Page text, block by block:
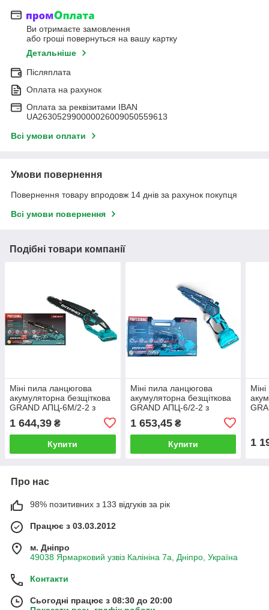
Ви отримаєте замовлення
або гроші повернуться на вашу картку
Детальніше
Післяплата
Оплата на рахунок
Оплата за реквізитами IBAN
UA263052990000026009050559613
Всі умови оплати
Умови повернення
Повернення товару впродовж 14 днів за рахунок покупця
Всі умови повернення
Подібні товари компанії
Міні пила ланцюгова
акумуляторна безщіткова
GRAND АПЦ-6М/2-2 з
регулюванням натягу
ланцюга
1 644,39 ₴
Купити
Міні пила ланцюгова
акумуляторна безщіткова
GRAND АПЦ-6/2-2 з
змащення з праймером
1 653,45₴
Купити 1
Про нас
98% позитивних з 133 відгуків за рік
Працює з 03.03.2012
м. Дніпро
49038 Ярмарковий узвіз Калініна 7а, Дніпро, Україна
Контакти
Сьогодні працює з 08:30 до 20:00